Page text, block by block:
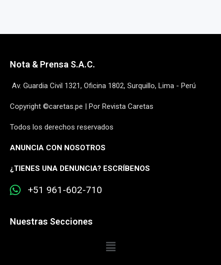
Nota & Prensa S.A.C.
Av. Guardia Civil 1321, Oficina 1802, Surquillo, Lima - Perú
Copyright ©caretas.pe | Por Revista Caretas
Todos los derechos reservados
ANUNCIA CON NOSOTROS
¿TIENES UNA DENUNCIA? ESCRÍBENOS
+51 961-602-710
Nuestras Secciones